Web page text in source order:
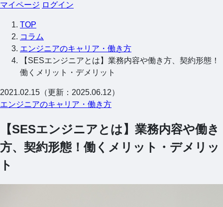
マイページ ログイン
TOP
コラム
エンジニアのキャリア・働き方
【SESエンジニアとは】業務内容や働き方、契約形態！
働くメリット・デメリット
2021.02.15（更新：2025.06.12）
エンジニアのキャリア・働き方
【SESエンジニアとは】業務内容や働き
方、契約形態！働くメリット・デメリッ
ト